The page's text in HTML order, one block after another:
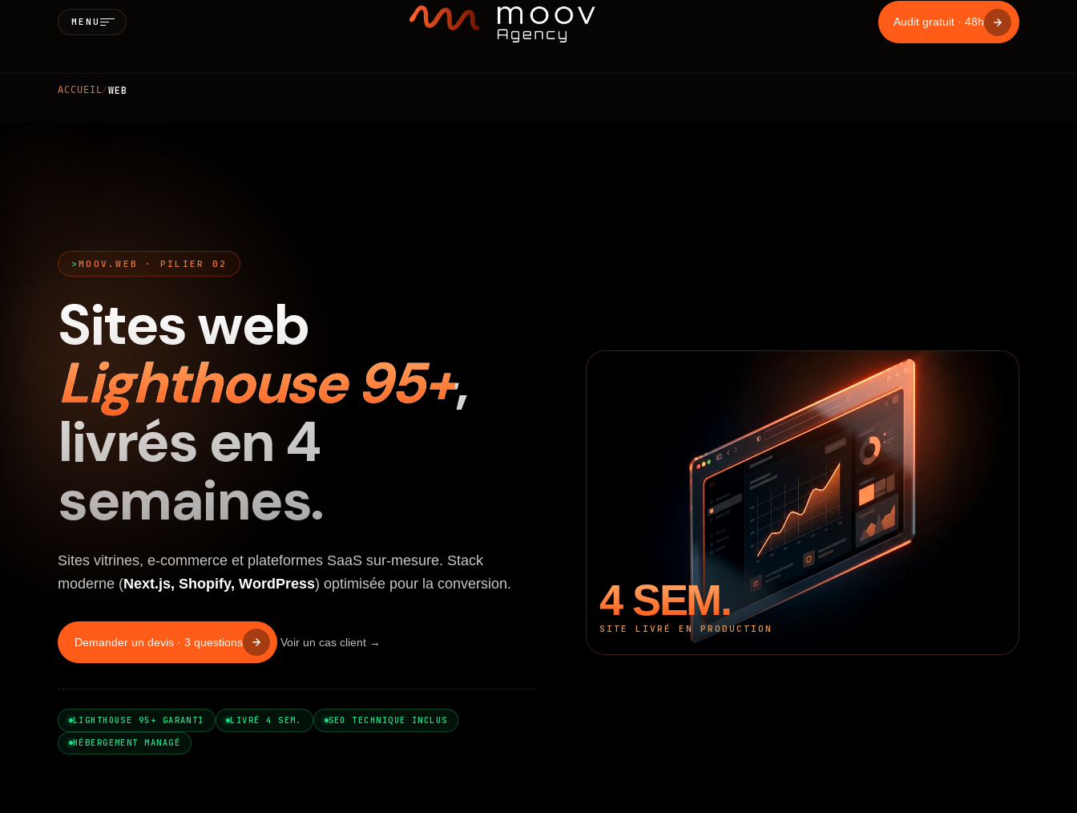
MENU Audit gratuit · 48h
Réalisations
Contact
ACCUEIL/WEB
MOOV.WEB · PILIER 02
Sites web
Lighthouse 95+,
livrés en 4
semaines.
Sites vitrines, e-commerce et plateformes SaaS sur-mesure. Stack
moderne (Next.js, Shopify, WordPress) optimisée pour la conversion.
Demander un devis · 3 questions Voir un cas client →
LIGHTHOUSE 95+ GARANTI LIVRÉ 4 SEM. SEO TECHNIQUE INCLUS
HÉBERGEMENT MANAGÉ
4 SEM.
SITE LIVRÉ EN PRODUCTION